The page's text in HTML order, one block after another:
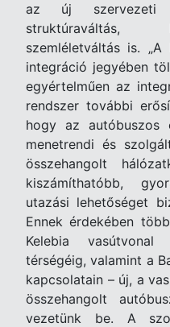
az új szervezeti
struktúraváltás,
szemléletváltás is.
integráció jegyében
egyértelműen az
rendszer további
hogy az autóbuszos
menetrendi és
összehangolt
kiszámíthatóbb,
utazási lehetőséget
Ennek érdekében
Kelebia
térségéig, valamint a
kapcsolatain – új, a
összehangolt
vezetünk be. A